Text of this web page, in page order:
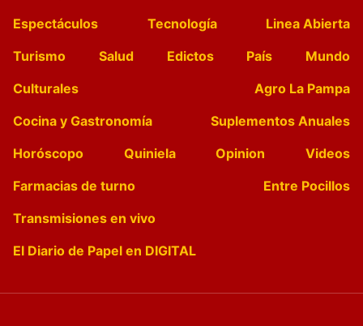
Espectáculos
Tecnología
Linea Abierta
Turismo
Salud Edictos País
Mundo
Culturales
Agro La Pampa
Cocina y Gastronomía
Suplementos Anuales
Horóscopo
Quiniela Opinion
Videos
Farmacias de turno
Entre Pocillos
Transmisiones en vivo
El Diario de Papel en DIGITAL